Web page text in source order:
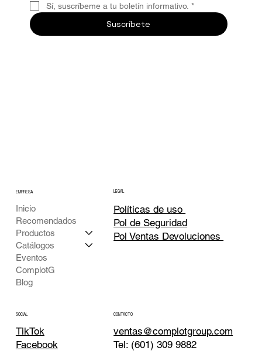
Sí, suscríbeme a tu boletín informativo. *
Suscríbete
EMPRESA
Inicio
Recomendados
Productos
Catálogos
Eventos
ComplotG
Blog
LEGAL
Políticas de uso
Pol de Seguridad
Pol Ventas Devoluciones
SOCIAL
TikTok
Facebook
CONTACTO
ventas@complotgroup.com
Tel: (601) 309 9882